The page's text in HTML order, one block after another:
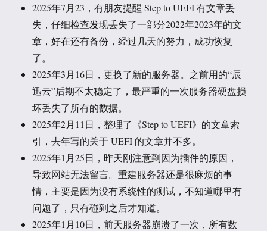
2025年7月23，有朋友提醒 Step to UEFI 有文章丢
失，仔细检查发现丢失了一部分2022年2023年的文
章，好在还有备份，经过几天的努力，成功恢复
了。
2025年3月16日，更换了新的服务器。之前用的“辰
迅云”后期不太稳定了，最严重的一次服务器硬盘损
坏丢失了所有的数据。
2025年2月11日，整理了《Step to UEFI》的文章索
引，去年写的关于 UEFI 的文章并不多。
2025年1月25日，昨天刚注意到因为插件的原因，
导致网站无法留言。重建服务器还是很麻烦的事
情，主要是因为没有系统性的测试，不知道哪里有
问题了，只有碰到之后才知道。
2025年1月10日，前天服务器崩溃了一次，所有数